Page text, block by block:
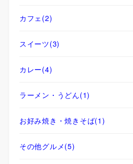
カフェ (2)
スイーツ(3)
カレー(4)
ラーメン・うどん(1)
お好み焼き・焼きそば(1)
その他グルメ(5)